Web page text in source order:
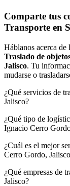
Comparte tus
Transporte en
Háblanos acerca de
Traslado de
Jalisco. Tu
mudarse o
¿Qué servicios de
Jalisco?
¿Qué tipo de
Ignacio Cerro
¿Cuál es el mejor
Cerro Gordo,
¿Qué empresas de
Jalisco?